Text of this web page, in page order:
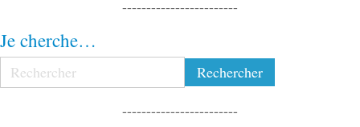
------------------------
Je cherche…
------------------------